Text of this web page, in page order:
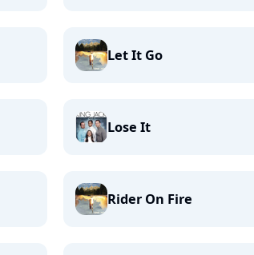
Let It Go
Lose It
Rider On Fire